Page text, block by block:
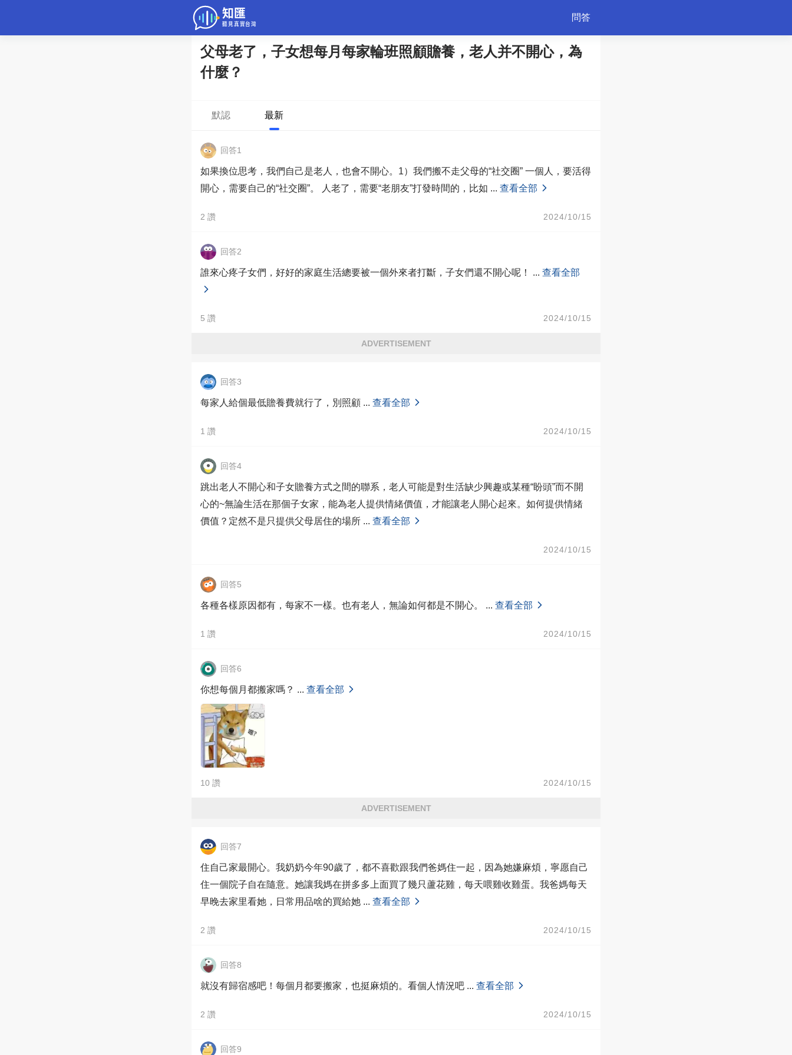
問答
父母老了，子女想每月每家輪班照顧贍養，老人并不開心，為
什麼？
默認 最新
回答1
如果換位思考，我們自己是老人，也會不開心。1）我們搬不走父母的“社交圈” 一個人，要活得
開心，需要自己的“社交圈”。 人老了，需要“老朋友”打發時間的，比如 ... 查看全部
2 讚 2024/10/15
回答2
誰來心疼子女們，好好的家庭生活總要被一個外來者打斷，子女們還不開心呢！ ... 查看全部
5 讚 2024/10/15
ADVERTISEMENT
回答3
每家人給個最低贍養費就行了，別照顧 ... 查看全部
1 讚 2024/10/15
回答4
跳出老人不開心和子女贍養方式之間的聯系，老人可能是對生活缺少興趣或某種“盼頭”而不開
心的~無論生活在那個子女家，能為老人提供情緒價值，才能讓老人開心起來。如何提供情緒
價值？定然不是只提供父母居住的場所 ... 查看全部
2024/10/15
回答5
各種各樣原因都有，每家不一樣。也有老人，無論如何都是不開心。 ... 查看全部
1 讚 2024/10/15
回答6
你想每個月都搬家嗎？ ... 查看全部
10 讚 2024/10/15
ADVERTISEMENT
回答7
住自己家最開心。我奶奶今年90歲了，都不喜歡跟我們爸媽住一起，因為她嫌麻煩，寧愿自己
住一個院子自在隨意。她讓我媽在拼多多上面買了幾只蘆花雞，每天喂雞收雞蛋。我爸媽每天
早晚去家里看她，日常用品啥的買給她 ... 查看全部
2 讚 2024/10/15
回答8
就沒有歸宿感吧！每個月都要搬家，也挺麻煩的。看個人情況吧 ... 查看全部
2 讚 2024/10/15
回答9
問答
綜合問題
老年病科普